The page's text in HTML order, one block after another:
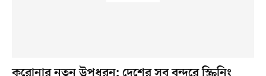
করোনার নতুন উপধরন: দেশের সব বন্দরে স্ক্রিনিং